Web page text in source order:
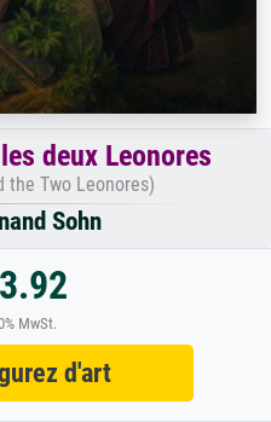
deux Leonores
the Two Leonores)
Sohn
MwSt.
d'art